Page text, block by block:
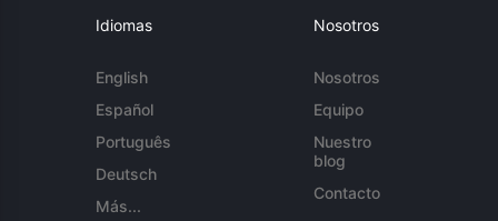
Idiomas
English
Español
Português
Deutsch
Más...
Nosotros
Nosotros
Equipo
Nuestro
blog
Contacto